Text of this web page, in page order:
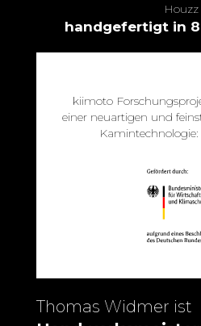
Houzz
handgefertigt in
kiimoto
einer neuartigen und
Thomas Widmer ist